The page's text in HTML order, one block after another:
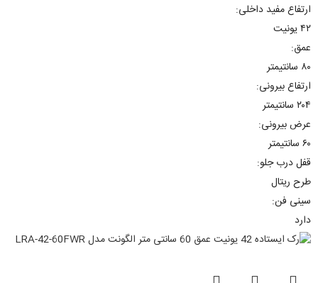
ارتفاع مفید داخلی:
۴۲ یونیت
عمق:
۸۰ سانتیمتر
ارتفاع بیرونی:
۲۰۴ سانتیمتر
عرض بیرونی:
۶۰ سانتیمتر
قفل درب جلو:
طرح ریتال
سینی فن:
دارد